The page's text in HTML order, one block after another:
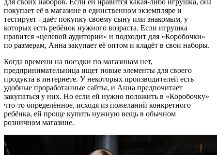
для своих наборов. Если ей нравится какая-либо игрушка, она
покупает её в магазине в единственном экземпляре и
тестирует - даёт покупку своему сыну или знакомым, у
которых есть ребёнок нужного возраста. Если игрушка
нравится «целевой аудитории» и подходит для «Коробочки»
по размерам, Анна закупает её оптом и кладёт в свои наборы.
Когда времени на поездки по магазинам нет,
предпринимательница ищет новые элементы для своего
продукта в интернете. У некоторых производителей есть
удобные проработанные сайты, и Анна предпочитает
закупаться у них. Но если ей нужно положить в «Коробочку»
что-то определённое, исходя из пожеланий конкретного
ребёнка, ей проще купить нужную вещь в обычном
розничном магазине.